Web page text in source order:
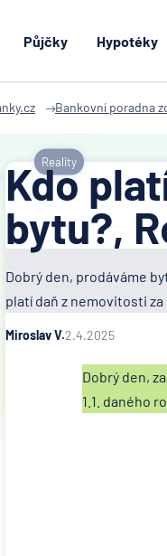
Půjčky Hypotéky
Bankovní poradna
Reality
Kdo
bytu?,
Dobrý den, prodáváme
platí daň z nemovitosti za
Miroslav V.2.4.2025
Dobrý den,
1.1. daného